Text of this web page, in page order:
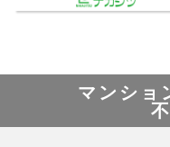
マンショ